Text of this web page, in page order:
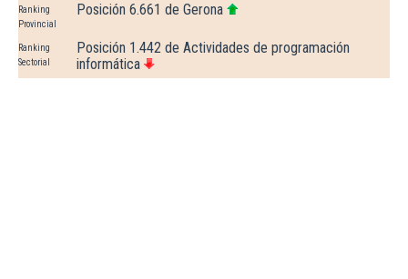
Ranking
Provincial
Posición 6.661 de Gerona
Ranking
Sectorial
Posición 1.442 de Actividades de programación
informática